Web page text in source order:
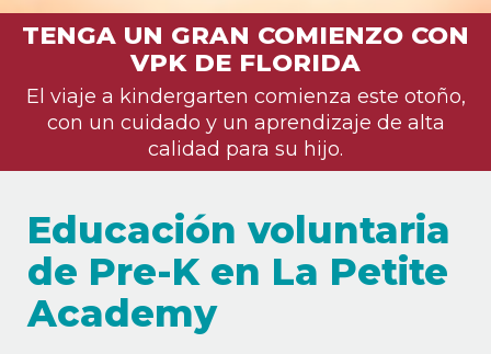
TENGA UN GRAN COMIENZO CON
VPK DE FLORIDA
El viaje a kindergarten comienza este otoño,
con un cuidado y un aprendizaje de alta
calidad para su hijo.
Educación voluntaria
de Pre-K en La Petite
Academy